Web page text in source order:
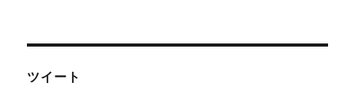
ツイート